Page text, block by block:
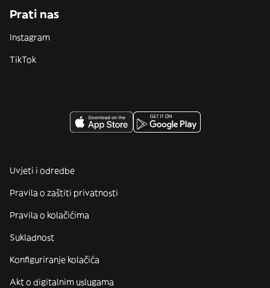
Prati nas
Instagram
TikTok
Uvjeti i odredbe
Pravila o zaštiti privatnosti
Pravila o kolačićima
Sukladnost
Konfiguriranje kolačića
Akt o digitalnim uslugama